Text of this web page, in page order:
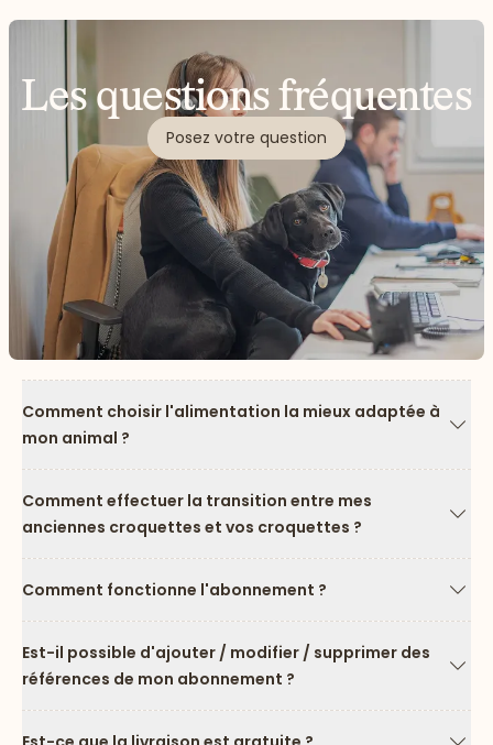
Les questions fréquentes
Posez votre question
Comment choisir l'alimentation la mieux adaptée à
mon animal ?
Comment effectuer la transition entre mes
anciennes croquettes et vos croquettes ?
Comment fonctionne l'abonnement ?
Est-il possible d'ajouter / modifier / supprimer des
références de mon abonnement ?